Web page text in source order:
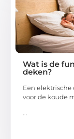
Wat is de
deken?
Een
voor de koude
...